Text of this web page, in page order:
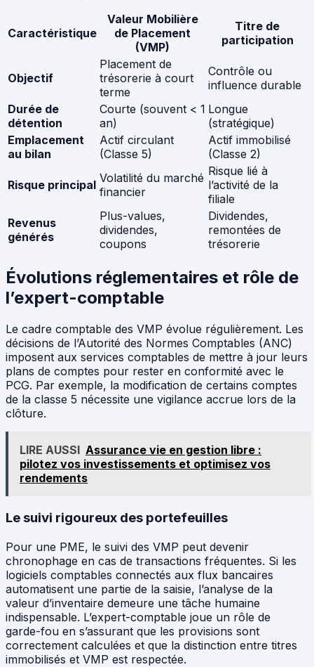
Caractéristique
Valeur Mobilière
de Placement
(VMP)
Titre de
participation
Objectif
Placement de
trésorerie à court
terme
Contrôle ou
influence durable
Durée de
détention
Courte (souvent < 1
an)
Longue
(stratégique)
Emplacement
au bilan
Actif circulant
(Classe 5)
Actif immobilisé
(Classe 2)
Risque principal Volatilité du marché
financier
Risque lié à
l’activité de la
filiale
Revenus
générés
Plus-values,
dividendes,
coupons
Dividendes,
remontées de
trésorerie
Évolutions réglementaires et rôle de
l’expert-comptable
Le cadre comptable des VMP évolue régulièrement. Les
décisions de l’Autorité des Normes Comptables (ANC)
imposent aux services comptables de mettre à jour leurs
plans de comptes pour rester en conformité avec le
PCG. Par exemple, la modification de certains comptes
de la classe 5 nécessite une vigilance accrue lors de la
clôture.
LIRE AUSSI Assurance vie en gestion libre :
pilotez vos investissements et optimisez vos
rendements
Le suivi rigoureux des portefeuilles
Pour une PME, le suivi des VMP peut devenir
chronophage en cas de transactions fréquentes. Si les
logiciels comptables connectés aux flux bancaires
automatisent une partie de la saisie, l’analyse de la
valeur d’inventaire demeure une tâche humaine
indispensable. L’expert-comptable joue un rôle de
garde-fou en s’assurant que les provisions sont
correctement calculées et que la distinction entre titres
immobilisés et VMP est respectée.